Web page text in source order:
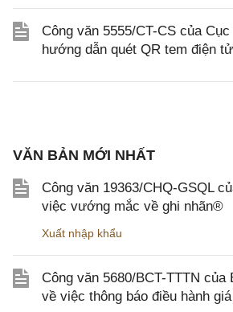
Công văn 5555/CT-CS của
hướng dẫn quét QR tem điện
VĂN BẢN MỚI NHẤT
Công văn 19363/CHQ-GSQL
việc vướng mắc về ghi nhãn®
Xuất nhập khẩu
Công văn 5680/BCT-TTTN của
về việc thông báo điều hành